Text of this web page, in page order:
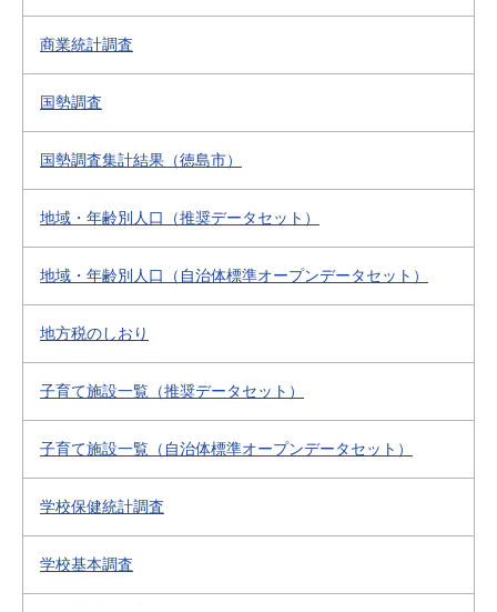
商業統計調査
国勢調査
国勢調査集計結果（徳島市）
地域・年齢別人口（推奨データセット）
地域・年齢別人口（自治体標準オープンデータセット）
地方税のしおり
子育て施設一覧（推奨データセット）
子育て施設一覧（自治体標準オープンデータセット）
学校保健統計調査
学校基本調査